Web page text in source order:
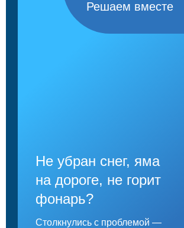
Решаем вместе
Не убран снег, яма
на дороге, не горит
фонарь?
Столкнулись с проблемой —